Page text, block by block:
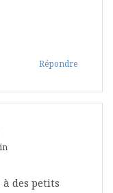
Répondre
à des petits